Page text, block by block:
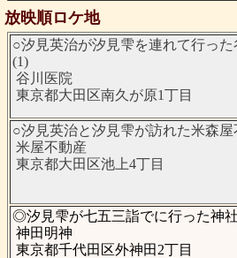
放映順ロケ地
○汐見英治が汐見雫を連れて行った
(1)
谷川医院
東京都大田区南久が原1丁目
○汐見英治と汐見雫が訪れた米森屋
米屋不動産
東京都大田区池上4丁目
◎汐見雫が七五三詣でに行った神
神田明神
東京都千代田区外神田2丁目